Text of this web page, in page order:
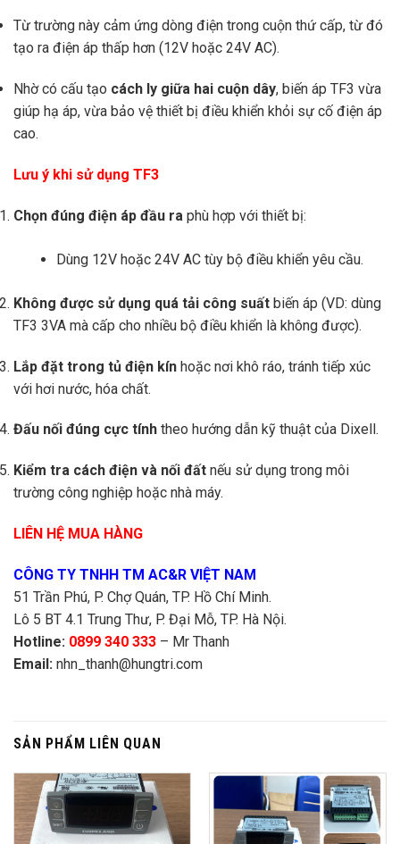
Từ trường này cảm ứng dòng điện trong cuộn thứ cấp, từ đó
tạo ra điện áp thấp hơn (12V hoặc 24V AC).
Nhờ có cấu tạo cách ly giữa hai cuộn dây, biến áp TF3 vừa
giúp hạ áp, vừa bảo vệ thiết bị điều khiển khỏi sự cố điện áp
cao.
Lưu ý khi sử dụng TF3
Chọn đúng điện áp đầu ra phù hợp với thiết bị:
Dùng 12V hoặc 24V AC tùy bộ điều khiển yêu cầu.
Không được sử dụng quá tải công suất biến áp (VD: dùng
TF3 3VA mà cấp cho nhiều bộ điều khiển là không được).
Lắp đặt trong tủ điện kín hoặc nơi khô ráo, tránh tiếp xúc
với hơi nước, hóa chất.
Đấu nối đúng cực tính theo hướng dẫn kỹ thuật của Dixell.
Kiểm tra cách điện và nối đất nếu sử dụng trong môi
trường công nghiệp hoặc nhà máy.
LIÊN HỆ MUA HÀNG
CÔNG TY TNHH TM AC&R VIỆT NAM
51 Trần Phú, P. Chợ Quán, TP. Hồ Chí Minh.
Lô 5 BT 4.1 Trung Thư, P. Đại Mỗ, TP. Hà Nội.
Hotline: 0899 340 333 – Mr Thanh
Email: nhn_thanh@hungtri.com
SẢN PHẨM LIÊN QUAN